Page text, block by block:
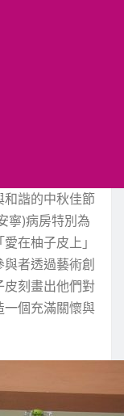
和諧的中秋佳節
寧)病房特別為
在柚子皮上」
者透過藝術創
刻畫出他們對
一個充滿關懷與